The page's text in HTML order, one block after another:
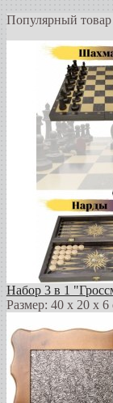
Популярный товар
Набор 3 в 1
Размер: 40 х 20 х 6